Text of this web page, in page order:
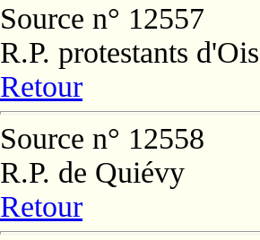
Source n° 12557
R.P. protestants
Retour
Source n° 12558
R.P. de Quiévy
Retour